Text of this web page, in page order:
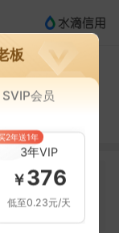
提示信息
暂无风险
板
SVIP会员
3年VIP
￥376
低至0.23元/天
2年送1年